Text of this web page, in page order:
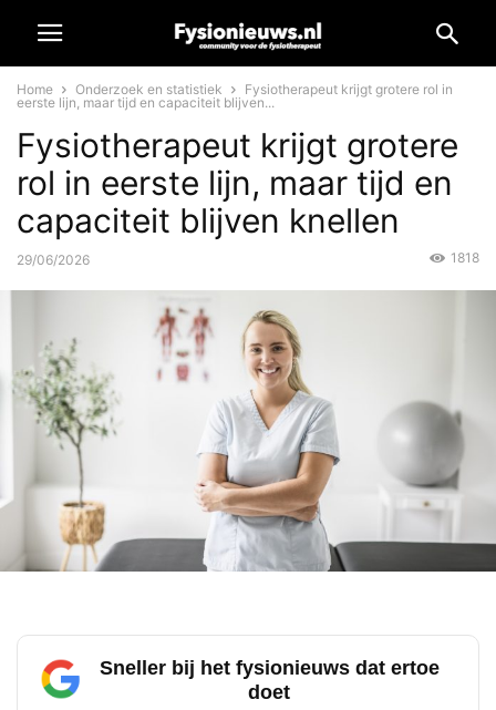
Home Onderzoek en statistiek
Fysiotherapeut krijgt grotere rol in
eerste lijn, maar tijd en capaciteit blijven...
Fysiotherapeut krijgt grotere
rol in eerste lijn, maar tijd en
capaciteit blijven knellen
29/06/2026 1818
Sneller bij het fysionieuws dat ertoe
doet